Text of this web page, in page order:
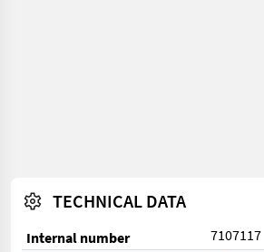
TECHNICAL DATA
Internal number
7107117